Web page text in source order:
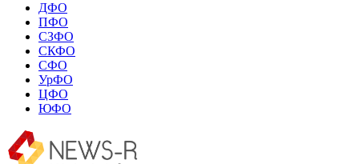
ДФО
ПФО
СЗФО
СКФО
СФО
УрФО
ЦФО
ЮФО